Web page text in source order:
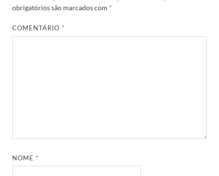
obrigatórios são marcados com *
COMENTÁRIO*
NOME*